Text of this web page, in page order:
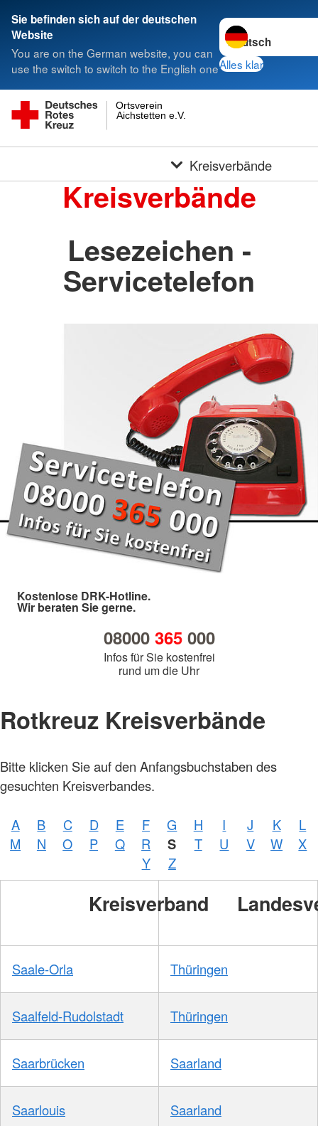
Sie befinden sich auf der deutschen
Website
You are on the German website, you can
use the switch to switch to the English one
Sprache wechseln
Alles klar
Aichstetten e.V.
Ortsverein
Kreisverbände
Kreisverbände
Lesezeichen -
Servicetelefon
Kostenlose DRK-Hotline.
Wir beraten Sie gerne.
08000 365000
Infos für Sie kostenfrei
rund um die Uhr
Rotkreuz Kreisverbände
Bitte klicken Sie auf den Anfangsbuchstaben des
gesuchten Kreisverbandes.
A B C D E F G H I J K
L
M
N O P Q R S T U V W
X
Y
Z
Kreisverband
Saale-Orla Thüringen
Saalfeld-Rudolstadt Thüringen
Saarbrücken Saarland
Saarlouis Saarland